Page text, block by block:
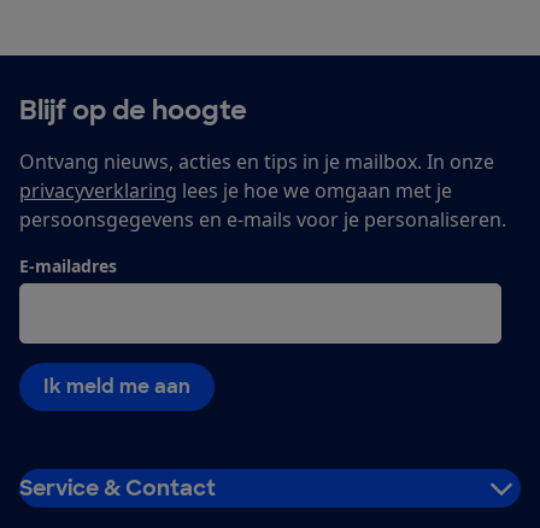
Blijf op de hoogte
Ontvang nieuws, acties en tips in je mailbox. In onze
privacyverklaring lees je hoe we omgaan met je
persoonsgegevens en e-mails voor je personaliseren.
E-mailadres
Ik meld me aan
Service & Contact